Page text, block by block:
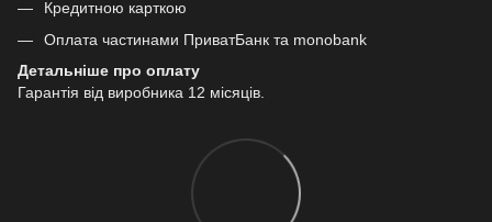
Кредитною карткою
Оплата частинами ПриватБанк та monobank
Детальніше про оплату
Гарантія від виробника 12 місяців.